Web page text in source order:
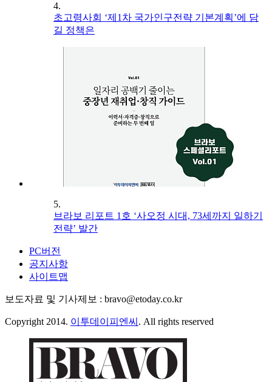
4.
초고령사회 ‘제1차 국가인구전략 기본계획’에 담
길 정책은
5.
브라보 리포트 1호 ‘사오정 시대, 73세까지 일하기
전략’ 발간
PC버전
공지사항
사이트맵
보도자료 및 기사제보 : bravo@etoday.co.kr
Copyright 2014. 이투데이피엔씨 . All rights reserved